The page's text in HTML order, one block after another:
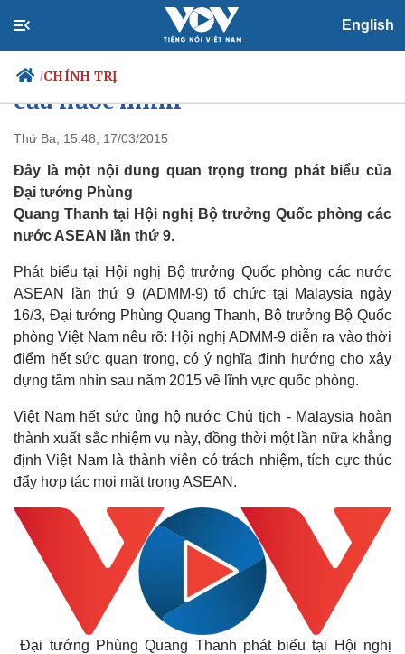
English
/CHÍNH TRỊ
Chính trị
Đảng
Tổ chức nhân sự
Quốc hội
Xã hội
Dự báo thời tiết
Việc làm
Biển đảo
Phải coi an ninh của ASEAN như
của nước mình
Thứ Ba, 15:48, 17/03/2015
Đây là một nội dung quan trọng trong phát biểu của
Đại tướng Phùng
Quang Thanh tại Hội nghị Bộ trưởng Quốc phòng các
nước ASEAN lần thứ 9.
Phát biểu tại Hội nghị Bộ trưởng Quốc phòng các nước
ASEAN lần thứ 9 (ADMM-9) tổ chức tại Malaysia ngày
16/3, Đại tướng Phùng Quang Thanh, Bộ trưởng Bộ Quốc
phòng Việt Nam nêu rõ: Hội nghị ADMM-9 diễn ra vào thời
điểm hết sức quan trọng, có ý nghĩa định hướng cho xây
dựng tầm nhìn sau năm 2015 về lĩnh vực quốc phòng.
Việt Nam hết sức ủng hộ nước Chủ tịch - Malaysia hoàn
thành xuất sắc nhiệm vụ này, đồng thời một lần nữa khẳng
định Việt Nam là thành viên có trách nhiệm, tích cực thúc
đẩy hợp tác mọi mặt trong ASEAN.
Đại tướng Phùng Quang Thanh phát biểu tại Hội nghị